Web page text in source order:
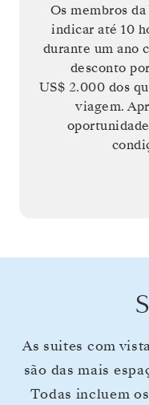
Os membros
indicar até 10
durante um ano
desconto
US$ 2.000 dos
viagem.
As suites com
são das mais
Todas incluem